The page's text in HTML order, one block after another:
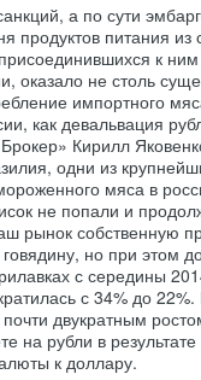
а по сути
продуктов питания из
к ним
оказало не столь
импортного
как девальвация
Кирилл
одни из
мяса в
не попали и
рынок собственную
но при этом
с середины
с 34% до
двукратным
на рубли в
к доллару.